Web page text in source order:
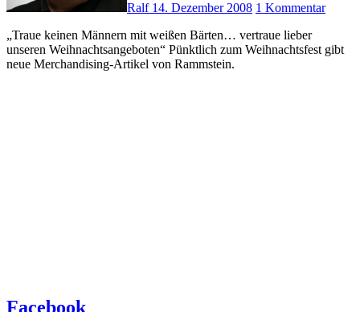
Ralf 14. Dezember 2008 1 Kommentar
„Traue keinen Männern mit weißen Bärten… vertraue lieber
unseren Weihnachtsangeboten“ Pünktlich zum Weihnachtsfest gibt
neue Merchandising-Artikel von Rammstein.
Facebook